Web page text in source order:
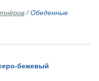
/Обеденные
бежевый